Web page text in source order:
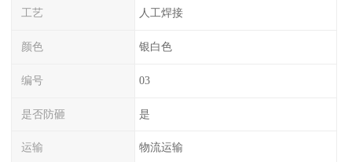
工艺 人工焊接
颜色 银白色
编号 03
是否防砸 是
运输 物流运输